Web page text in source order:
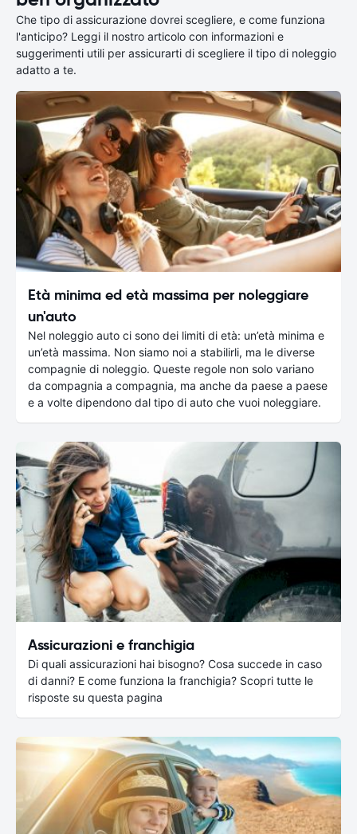
Che tipo di assicurazione dovrei scegliere, e come funziona
l'anticipo? Leggi il nostro articolo con informazioni e
suggerimenti utili per assicurarti di scegliere il tipo di noleggio
adatto a te.
Età minima ed età massima per noleggiare
un'auto
Nel noleggio auto ci sono dei limiti di età: un’età minima e
un’età massima. Non siamo noi a stabilirli, ma le diverse
compagnie di noleggio. Queste regole non solo variano
da compagnia a compagnia, ma anche da paese a paese
e a volte dipendono dal tipo di auto che vuoi noleggiare.
Assicurazioni e franchigia
Di quali assicurazioni hai bisogno? Cosa succede in caso
di danni? E come funziona la franchigia? Scopri tutte le
risposte su questa pagina